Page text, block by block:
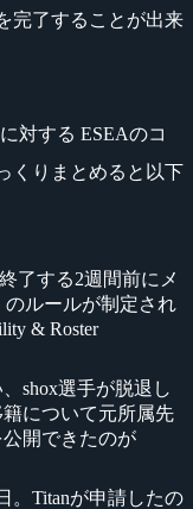
完了することが出来
対する ESEAのコ
くりまとめると以下
了する2週間前にメ
のルールが制定され
& Roster
shox選手が脱退し
籍について元所属先
開できたのが
。Titanが申請したの